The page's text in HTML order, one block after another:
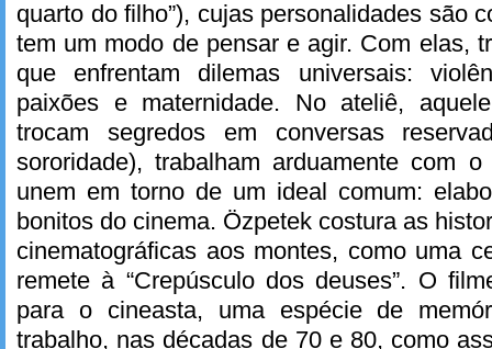
quarto do filho”), cujas personalidades são
tem um modo de pensar e agir. Com elas,
que enfrentam dilemas universais:
paixões e maternidade. No ateliê,
trocam segredos em conversas
sororidade), trabalham arduamente com
unem em torno de um ideal comum:
bonitos do cinema. Özpetek costura as
cinematográficas aos montes, como uma
remete à “Crepúsculo dos deuses”. O
para o cineasta, uma espécie de
trabalho, nas décadas de 70 e 80, como